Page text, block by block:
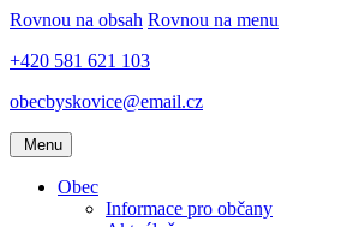
Rovnou na obsah Rovnou na menu
+420 581 621 103
obecbyskovice@email.cz
Menu
Obec
Informace pro občany